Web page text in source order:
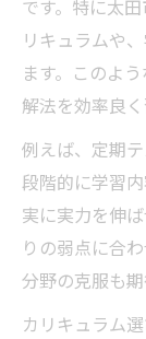
です。特に太
リキュラムや
ます。このよ
解法を効率良
例えば、定期
段階的に学習
実に実力を伸
りの弱点に合
分野の克服も期
カリキュラム